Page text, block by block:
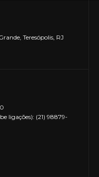
Teresópolis, RJ
ligações): (21) 98879-